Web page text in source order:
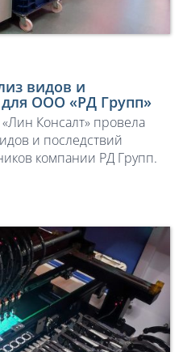
видов и
для ООО «РД Групп»
Консалт» провела
и последствий
компании РД Групп.